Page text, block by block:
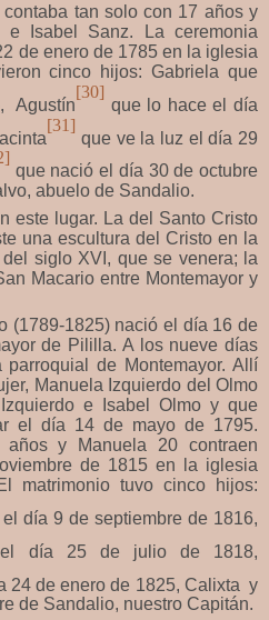
contaba tan solo con 17 años y
Isabel Sanz. La ceremonia
de enero de 1785 en la iglesia
cinco hijos: Gabriela que
Agustín
[30]
que lo hace el día
[31]
que ve la luz el día 29
que nació el día 30 de octubre
abuelo de Sandalio.
lugar. La del Santo Cristo
una escultura del Cristo en la
siglo XVI, que se venera; la
Macario entre Montemayor y
(1789-1825) nació el día 16 de
de Pililla. A los nueve días
de Montemayor. Allí
Manuela Izquierdo del Olmo
e Isabel Olmo y que
el día 14 de mayo de 1795.
y Manuela 20 contraen
de 1815 en la iglesia
matrimonio tuvo cinco hijos:
día 9 de septiembre de 1816,
día 25 de julio de 1818,
24 de enero de 1825, Calixta y
de Sandalio, nuestro Capitán.